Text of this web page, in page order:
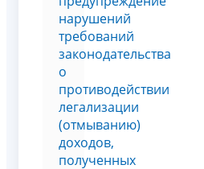
нарушений
требований
законодательства
о
противодействии
легализации
(отмыванию)
доходов,
полученных